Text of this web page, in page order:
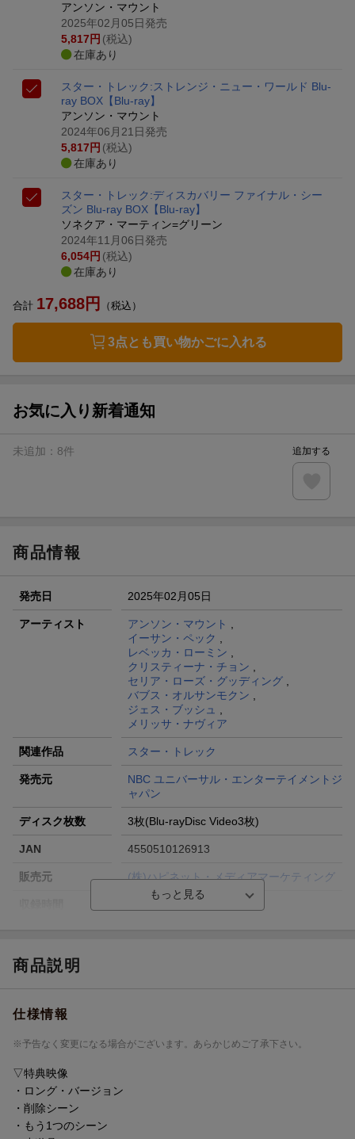
アンソン・マウント
2025年02月05日発売
5,817 円 (税込)
在庫あり
スター・トレック:ストレンジ・ニュー・ワールド Blu-
ray BOX【Blu-ray】
アンソン・マウント
2024年06月21日発売
5,817 円 (税込)
在庫あり
スター・トレック:ディスカバリー ファイナル・シー
ズン Blu-ray BOX【Blu-ray】
ソネクア・マーティン=グリーン
2024年11月06日発売
6,054円 (税込)
在庫あり
合計 17,688円 （税込）
3点とも買い物かごに入れる
お気に入り新着通知
未追加： 8件 追加する
商品情報
発売日 2025年02月05日
アーティスト アンソン・マウント ,
イーサン・ペック ,
レベッカ・ローミン ,
クリスティーナ・チョン ,
セリア・ローズ・グッディング,
バブス・オルサンモクン ,
ジェス・ブッシュ ,
メリッサ・ナヴィア
関連作品 スター・トレック
発売元
NBC ユニバーサル・エンターテイメントジ
ャパン
ディスク枚数 3枚(Blu-rayDisc Video3枚)
JAN 4550510126913
販売元 (株)ハピネット・メディアマーケティング
画面サイズ
言語
音声方式
dtsHD Master Audio5.1chサラウンド(オリ
字幕言語
商品説明
仕様情報
※予告なく変更になる場合がございます。あらかじめご了承下さい。
▽特典映像
・ロング・バージョン
・削除シーン
・もう1つのシーン